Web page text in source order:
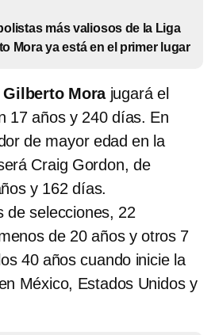
más valiosos de la Liga
Mora ya está en el primer lugar
Gilberto Morajugará el
17 años y 240 días. En
de mayor edad en la
Craig Gordon, de
y 162 días.
de selecciones, 22
de 20 años y otros 7
40 años cuando inicie la
México, Estados Unidos y